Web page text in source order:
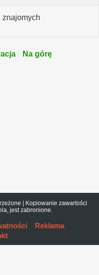
znajomych
Na górę
| Kopiowanie zawartości
jest zabronione.
Reklama